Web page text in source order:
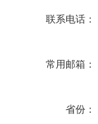
联系电话：
常用邮箱：
省份：